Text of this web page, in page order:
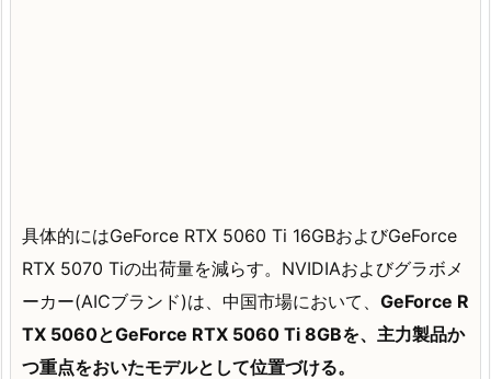
具体的にはGeForce RTX 5060 Ti 16GBおよびGeForce
RTX 5070 Tiの出荷量を減らす。NVIDIAおよびグラボメ
ーカー(AICブランド)は、中国市場において、 GeForce R
TX 5060とGeForce RTX 5060 Ti 8GBを、主力製品か
つ重点をおいたモデルとして位置づける。